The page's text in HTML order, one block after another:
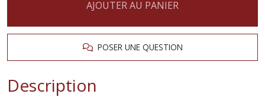
AJOUTER AU PANIER
POSER UNE QUESTION
Description